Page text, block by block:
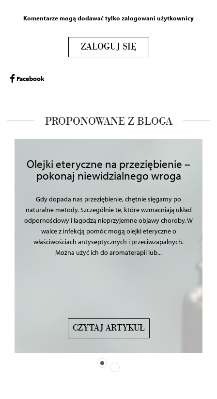
Komentarze mogą dodawać tylko zalogowani użytkownicy
ZALOGUJ SIĘ
Facebook
PROPONOWANE Z BLOGA
Olejki eteryczne na przeziębienie –
pokonaj niewidzialnego wroga
Gdy dopada nas przeziębienie, chętnie sięgamy po
naturalne metody. Szczególnie te, które wzmacniają układ
odpornościowy i łagodzą nieprzyjemne objawy choroby. W
walce z infekcją pomóc mogą olejki eteryczne o
właściwościach antyseptycznych i przeciwzapalnych.
Można użyć ich do aromaterapii lub...
CZYTAJ ARTYKUŁ